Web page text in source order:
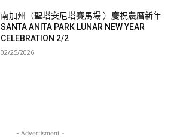
南加州（聖塔安尼塔賽馬場 ）慶祝農曆新年
SANTA ANITA PARK LUNAR NEW YEAR
CELEBRATION 2/2
02/25/2026
- Advertisment -